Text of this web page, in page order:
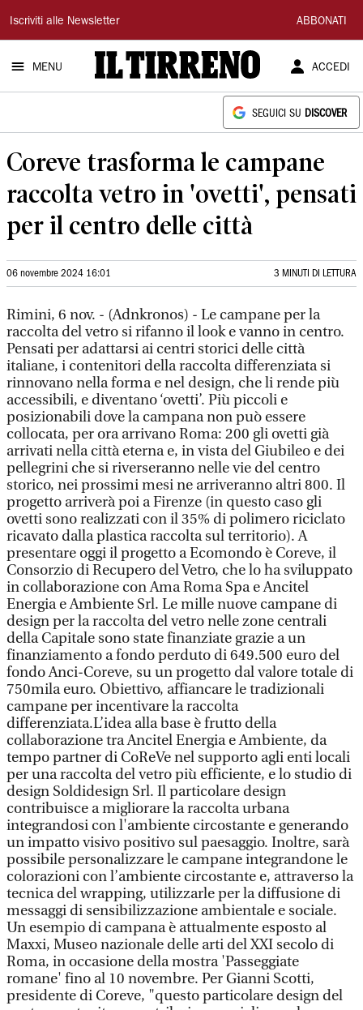
Il
Tirreno
Iscriviti alle Newsletter ABBONATI
MENU ACCEDI
SEGUICI SU DISCOVER
Coreve trasforma le campane
raccolta vetro in 'ovetti', pensati
per il centro delle città
06 novembre 2024 16:01 3 MINUTI DI LETTURA
Rimini, 6 nov. - (Adnkronos) - Le campane per la
raccolta del vetro si rifanno il look e vanno in centro.
Pensati per adattarsi ai centri storici delle città
italiane, i contenitori della raccolta differenziata si
rinnovano nella forma e nel design, che li rende più
accessibili, e diventano ‘ovetti’. Più piccoli e
posizionabili dove la campana non può essere
collocata, per ora arrivano Roma: 200 gli ovetti già
arrivati nella città eterna e, in vista del Giubileo e dei
pellegrini che si riverseranno nelle vie del centro
storico, nei prossimi mesi ne arriveranno altri 800. Il
progetto arriverà poi a Firenze (in questo caso gli
ovetti sono realizzati con il 35% di polimero riciclato
ricavato dalla plastica raccolta sul territorio). A
presentare oggi il progetto a Ecomondo è Coreve, il
Consorzio di Recupero del Vetro, che lo ha sviluppato
in collaborazione con Ama Roma Spa e Ancitel
Energia e Ambiente Srl. Le mille nuove campane di
design per la raccolta del vetro nelle zone centrali
della Capitale sono state finanziate grazie a un
finanziamento a fondo perduto di 649.500 euro del
fondo Anci-Coreve, su un progetto dal valore totale di
750mila euro. Obiettivo, affiancare le tradizionali
campane per incentivare la raccolta
differenziata.L’idea alla base è frutto della
collaborazione tra Ancitel Energia e Ambiente, da
tempo partner di CoReVe nel supporto agli enti locali
per una raccolta del vetro più efficiente, e lo studio di
design Soldidesign Srl. Il particolare design
contribuisce a migliorare la raccolta urbana
integrandosi con l'ambiente circostante e generando
un impatto visivo positivo sul paesaggio. Inoltre, sarà
possibile personalizzare le campane integrandone le
colorazioni con l’ambiente circostante e, attraverso la
tecnica del wrapping, utilizzarle per la diffusione di
messaggi di sensibilizzazione ambientale e sociale.
Un esempio di campana è attualmente esposto al
Maxxi, Museo nazionale delle arti del XXI secolo di
Roma, in occasione della mostra 'Passeggiate
romane' fino al 10 novembre. Per Gianni Scotti,
presidente di Coreve, "questo particolare design del